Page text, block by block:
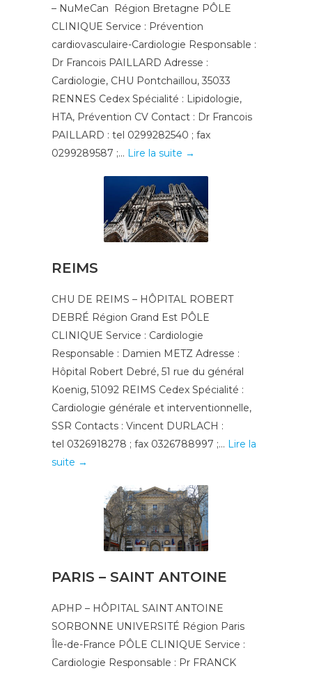
– NuMeCan Région Bretagne PÔLE
CLINIQUE Service : Prévention
cardiovasculaire-Cardiologie Responsable :
Dr Francois PAILLARD Adresse :
Cardiologie, CHU Pontchaillou, 35033
RENNES Cedex Spécialité : Lipidologie,
HTA, Prévention CV Contact : Dr Francois
PAILLARD : tel 0299282540 ; fax
0299289587 ;... Lire la suite →
REIMS
CHU DE REIMS – HÔPITAL ROBERT
DEBRÉ Région Grand Est PÔLE
CLINIQUE Service : Cardiologie
Responsable : Damien METZ Adresse :
Hôpital Robert Debré, 51 rue du général
Koenig, 51092 REIMS Cedex Spécialité :
Cardiologie générale et interventionnelle,
SSR Contacts : Vincent DURLACH :
tel 0326918278 ; fax 0326788997 ;... Lire la
suite →
PARIS – SAINT ANTOINE
APHP – HÔPITAL SAINT ANTOINE
SORBONNE UNIVERSITÉ Région Paris
Île-de-France PÔLE CLINIQUE Service :
Cardiologie Responsable : Pr FRANCK